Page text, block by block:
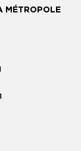
MÉTROPOLE